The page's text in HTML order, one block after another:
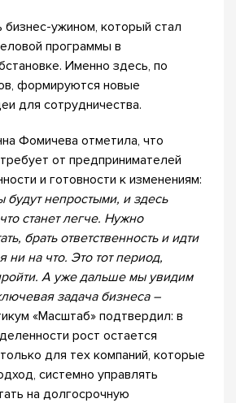
ужином, который стал
программы в
Именно здесь, по
формируются новые
для сотрудничества.
Фомичева отметила, что
от предпринимателей
и готовности к изменениям:
будут непростыми, и здесь
станет легче. Нужно
брать ответственность и идти
ни на что. Это тот период,
А уже дальше мы увидим
задача бизнеса –
«Масштаб» подтвердил: в
рост остается
для тех компаний, которые
системно управлять
на долгосрочную